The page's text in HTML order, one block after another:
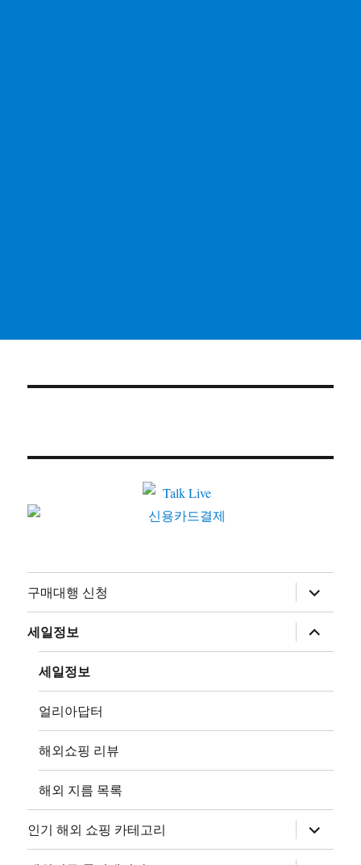
구매대행 신청
하
위
메
뉴
확
장
세일정보
하
위
메
장
세일정보
얼리아답터
해외쇼핑 리뷰
해외 지름 목록
인기 해외 쇼핑 카테고리
하
위
메